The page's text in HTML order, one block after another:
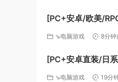
[PC+安卓/欧美/
Perverted
⇘电脑游戏 8分钟
[PC+安卓直装/日
炮房后宫 AI汉化版
⇘电脑游戏 19分